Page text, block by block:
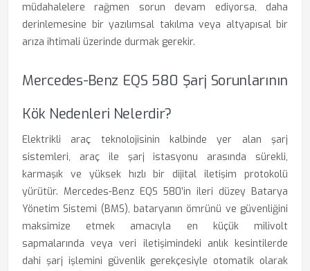
müdahalelere rağmen sorun devam ediyorsa, daha
derinlemesine bir yazılımsal takılma veya altyapısal bir
arıza ihtimali üzerinde durmak gerekir.
Mercedes-Benz EQS 580 Şarj Sorunlarının
Kök Nedenleri Nelerdir?
Elektrikli araç teknolojisinin kalbinde yer alan şarj
sistemleri, araç ile şarj istasyonu arasında sürekli,
karmaşık ve yüksek hızlı bir dijital iletişim protokolü
yürütür. Mercedes-Benz EQS 580’in ileri düzey Batarya
Yönetim Sistemi (BMS), bataryanın ömrünü ve güvenliğini
maksimize etmek amacıyla en küçük milivolt
sapmalarında veya veri iletişimindeki anlık kesintilerde
dahi şarj işlemini güvenlik gerekçesiyle otomatik olarak